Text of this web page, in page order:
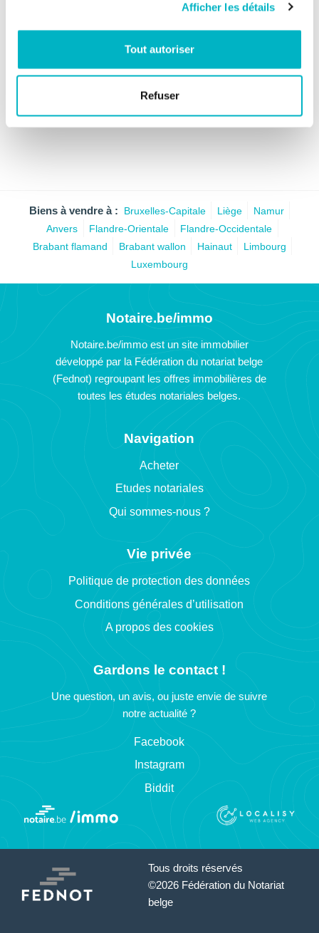
Afficher les détails
Tout autoriser
Refuser
Biens à vendre à : Bruxelles-Capitale Liège
Namur
Anvers
Flandre-Orientale
Flandre-Occidentale
Brabant flamand
Brabant wallon Hainaut
Limbourg
Luxembourg
Notaire.be/immo
Notaire.be/immo est un site immobilier
développé par la Fédération du notariat belge
(Fednot) regroupant les offres immobilières de
toutes les études notariales belges.
Navigation
Acheter
Etudes notariales
Qui sommes-nous ?
Vie privée
Politique de protection des données
Conditions générales d’utilisation
A propos des cookies
Gardons le contact !
Une question, un avis, ou juste envie de suivre
notre actualité ?
Facebook
Instagram
Biddit
Tous droits réservés
©2026 Fédération du Notariat
belge